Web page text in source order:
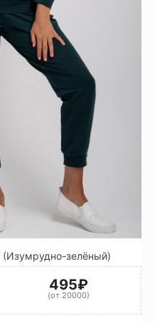
зелёный)
495₽
(от 20000)